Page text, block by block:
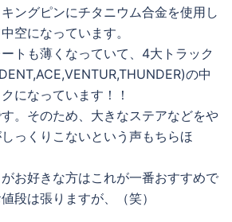
ングピンにチタニウム合金を使用し
空になっています。
トも薄くなっていて、4大トラック
の中
になっています！！
。そのため、大きなステアなどをや
っくりこないという声もちらほ
お好きな方はこれが一番おすすめで
りますが、（笑）